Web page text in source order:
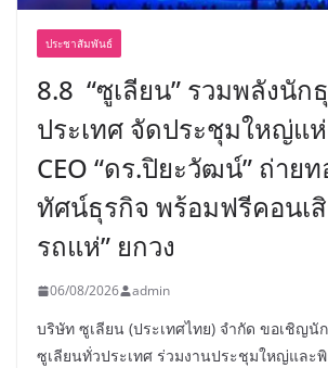
ประชาสัมพันธ์
8.8 “ซูเลียน” รวมพลังนัก
ประเทศ จัดประชุมใหญ่แ
CEO “ดร.ปิยะวัฒน์” ถ่าย
ทัศน์ธุรกิจ พร้อมฟรีคอนเ
รถแห่” ยกวง
06/08/2026 admin
บริษัท ซูเลียน (ประเทศไทย) จำกัด ขอเชิญนั
ซูเลียนทั่วประเทศ ร่วมงานประชุมใหญ่และ